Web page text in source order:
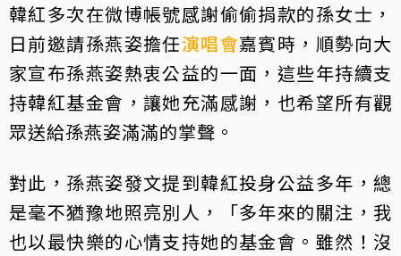
韓紅多次在微博帳號感謝偷偷捐款的孫女士，
日前邀請孫燕姿擔任演唱會嘉賓時，順勢向大
家宣布孫燕姿熱衷公益的一面，這些年持續支
持韓紅基金會，讓她充滿感謝，也希望所有觀
眾送給孫燕姿滿滿的掌聲。
對此，孫燕姿發文提到韓紅投身公益多年，總
是毫不猶豫地照亮別人，「多年來的關注，我
也以最快樂的心情支持她的基金會。雖然！沒